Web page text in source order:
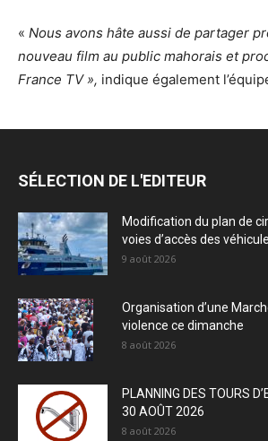
« Nous avons hâte aussi de partager
nouveau film au public mahorais et
France TV », indique également
SÉLECTION DE L'EDITEUR
Modification du plan de
voies d’accès des
9 août 2026
Organisation d’une
violence ce dimanche
8 août 2026
PLANNING DES TOURS
30 AOÛT 2026
8 août 2026